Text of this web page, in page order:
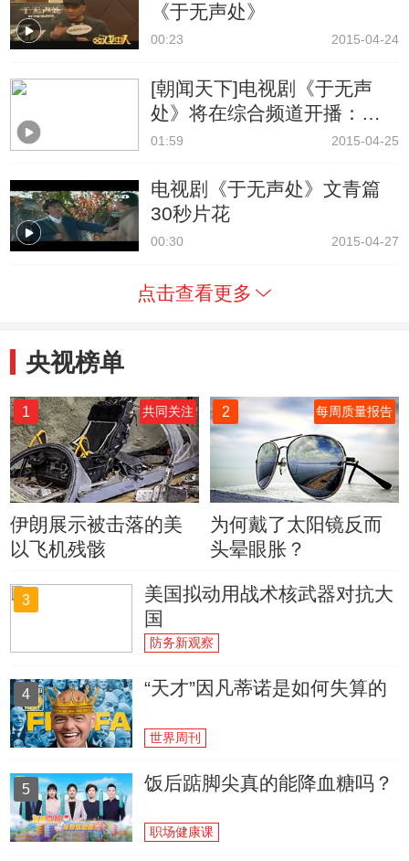
《于无声处》
00:23 2015-04-24
[朝闻天下]电视剧《于无声
处》将在综合频道开播：国
安反间谍故事 人物命运跨三
01:59 2015-04-25
电视剧《于无声处》文青篇
30秒片花
00:30 2015-04-27
点击查看更多
央视榜单
1 共同关注
伊朗展示被击落的美
以飞机残骸
2 每周质量报告
为何戴了太阳镜反而
头晕眼胀？
3
美国拟动用战术核武器对抗大
国
防务新观察
4 “天才”因凡蒂诺是如何失算的
世界周刊
5 饭后踮脚尖真的能降血糖吗？
职场健康课